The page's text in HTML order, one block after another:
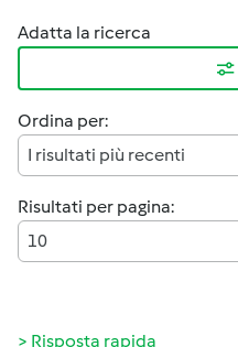
Adatta la ricerca
Ordina per:
I risultati più recenti
Risultati per pagina:
10
Risposta rapida